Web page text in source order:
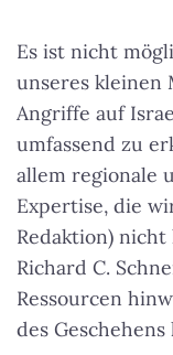
Es ist nicht
unseres kleinen
Angriffe auf
umfassend zu
allem regionale
Expertise, die
Redaktion)
Richard C.
Ressourcen
des